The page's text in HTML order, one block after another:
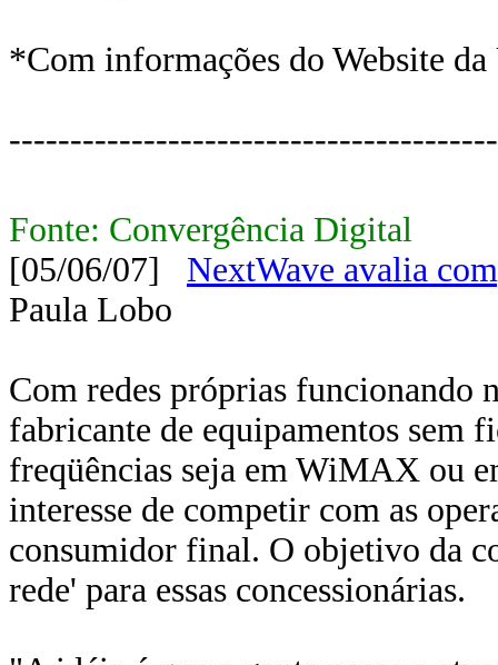
*Com informações do Website
Fonte: Convergência Digital
[05/06/07] NextWave avalia
Paula Lobo
Com redes próprias funcionando
fabricante de equipamentos sem
freqüências seja em WiMAX ou
interesse de competir com as
consumidor final. O objetivo da
rede' para essas concessionárias.